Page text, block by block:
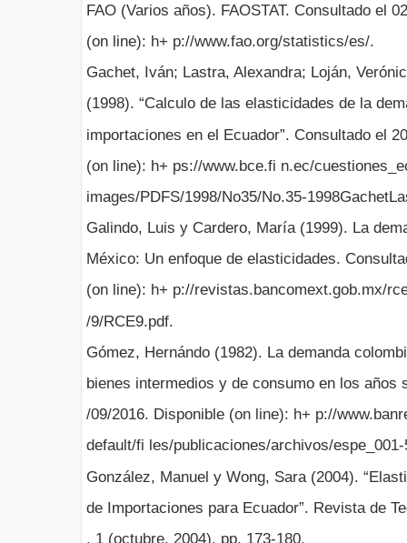
FAO (Varios años). FAOSTAT. Consultado el
(on line): h+ p://www.fao.org/statistics/es/.
Gachet, Iván; Lastra, Alexandra; Loján,
(1998). “Calculo de las elasticidades de la
importaciones en el Ecuador”. Consultado el
(on line): h+ ps://www.bce.fi n.ec/
images/PDFS/1998/No35/No.35-
Galindo, Luis y Cardero, María (1999). La
México: Un enfoque de elasticidades.
(on line): h+ p://revistas.bancomext.gob.mx/
/9/RCE9.pdf.
Gómez, Hernándo (1982). La demanda
bienes intermedios y de consumo en los años
/09/2016. Disponible (on line): h+ p://
default/fi les/publicaciones/archivos/
González, Manuel y Wong, Sara (2004).
de Importaciones para Ecuador”. Revista de
, 1 (octubre, 2004), pp. 173-180.